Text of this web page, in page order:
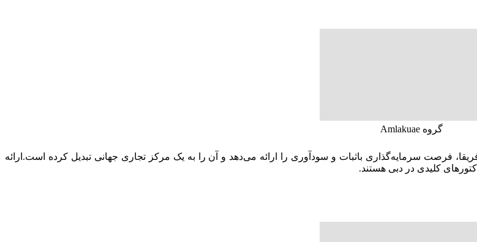
گروه Amlakuae
فرصت سرمایه‌گذاری باثبات و سودآوری را ارائه می‌دهد و آن را به یک مرکز تجاری جهانی تبدیل کرده است.ارائه
کلیدی در دبی هستند.